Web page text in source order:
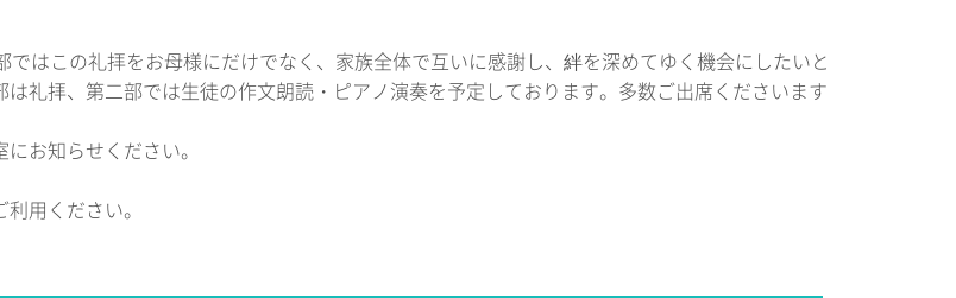
はこの礼拝をお母様にだけでなく、家族全体で互いに感謝し、絆を深めてゆく機会にしたいと
礼拝、第二部では生徒の作文朗読・ピアノ演奏を予定しております。多数ご出席くださいます
お知らせください。
用ください。